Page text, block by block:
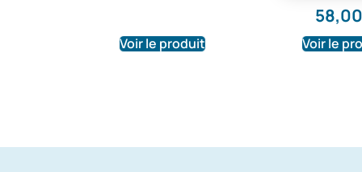
Voir le produit Voir le